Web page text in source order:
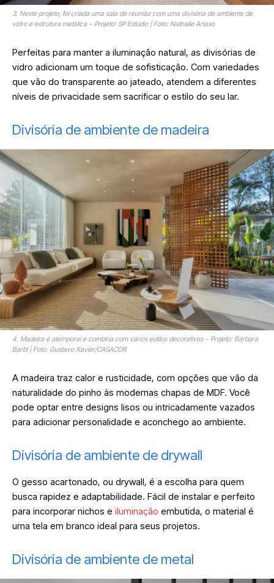
3. Neste projeto, foi criada uma sala de reunião com uma divisória de ambiente de
vidro e estrutura metálica – Projeto: SP Estúdio | Foto: Nathalie Artaxo
Perfeitas para manter a iluminação natural, as divisórias de
vidro adicionam um toque de sofisticação. Com variedades
que vão do transparente ao jateado, atendem a diferentes
níveis de privacidade sem sacrificar o estilo do seu lar.
Divisória de ambiente de madeira
4. Madeira é atemporal e combina com vários estilos decorativos – Projeto: Bárbara
Barbi | Foto: Gustavo Xavier/CASACOR
A madeira traz calor e rusticidade, com opções que vão da
naturalidade do pinho às modernas chapas de MDF. Você
pode optar entre designs lisos ou intricadamente vazados
para adicionar personalidade e aconchego ao ambiente.
Divisória de ambiente de drywall
O gesso acartonado, ou drywall, é a escolha para quem
busca rapidez e adaptabilidade. Fácil de instalar e perfeito
para incorporar nichos e iluminação embutida, o material é
uma tela em branco ideal para seus projetos.
Divisória de ambiente de metal